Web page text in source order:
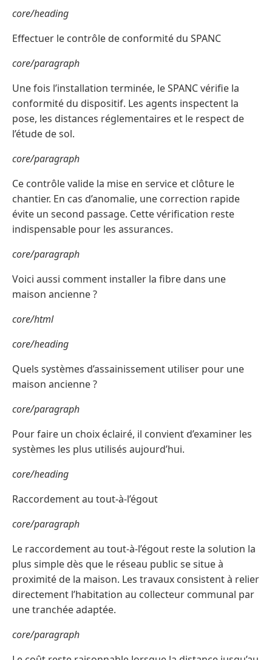
core/heading
Effectuer le contrôle de conformité du SPANC
core/paragraph
Une fois l’installation terminée, le SPANC vérifie la
conformité du dispositif. Les agents inspectent la
pose, les distances réglementaires et le respect de
l’étude de sol.
core/paragraph
Ce contrôle valide la mise en service et clôture le
chantier. En cas d’anomalie, une correction rapide
évite un second passage. Cette vérification reste
indispensable pour les assurances.
core/paragraph
Voici aussi comment installer la fibre dans une
maison ancienne ?
core/html
core/heading
Quels systèmes d’assainissement utiliser pour une
maison ancienne ?
core/paragraph
Pour faire un choix éclairé, il convient d’examiner les
systèmes les plus utilisés aujourd’hui.
core/heading
Raccordement au tout-à-l’égout
core/paragraph
Le raccordement au tout-à-l’égout reste la solution la
plus simple dès que le réseau public se situe à
proximité de la maison. Les travaux consistent à relier
directement l’habitation au collecteur communal par
une tranchée adaptée.
core/paragraph